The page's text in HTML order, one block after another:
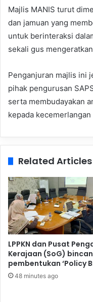
Majlis MANIS turut
dan jamuan yang
untuk berinteraksi
sekali gus
Penganjuran majlis ini
pihak pengurusan
serta membudayakan
kepada
Related Articles
LPPKN dan Pusat
Kerajaan (SoG)
pembentukan ‘Policy
48 minutes ago